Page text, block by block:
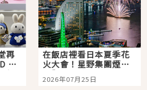
再
原
分
在飯店裡看日本夏季花
火大會！星野集團煙火
景觀飯店6選，讓你不用
人擠人悠閒欣賞
2026年07月25日